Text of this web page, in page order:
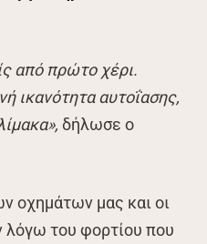
από πρώτο χέρι.
ικανότητα αυτοΐασης,
δήλωσε ο
οχημάτων μας και οι
λόγω του φορτίου που